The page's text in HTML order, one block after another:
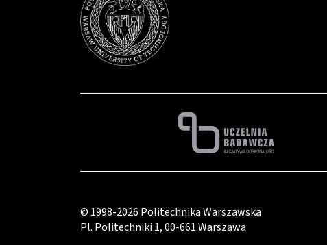
© 1998-2026 Politechnika Warszawska
Pl. Politechniki 1,00-661 Warszawa